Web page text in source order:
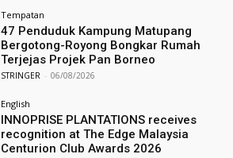
Tempatan
47 Penduduk Kampung Matupang
Bergotong-Royong Bongkar Rumah
Terjejas Projek Pan Borneo
STRINGER - 06/08/2026
English
INNOPRISE PLANTATIONS receives
recognition at The Edge Malaysia
Centurion Club Awards 2026